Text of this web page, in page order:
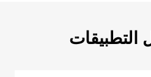
التطبيقات